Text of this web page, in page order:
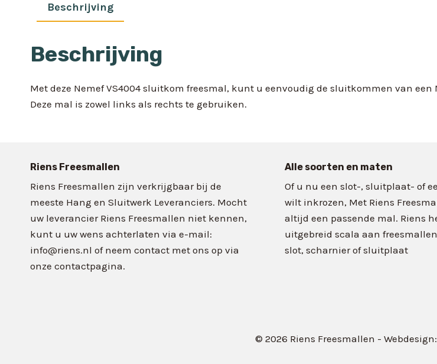
Beschrijving
Beschrijving
Met deze Nemef VS4004 sluitkom freesmal, kunt u eenvoudig de sluitkommen van
Deze mal is zowel links als rechts te gebruiken.
Riens Freesmallen
Riens Freesmallen zijn verkrijgbaar bij de
meeste Hang en Sluitwerk Leveranciers. Mocht
uw leverancier Riens Freesmallen niet kennen,
kunt u uw wens achterlaten via e-mail:
info@riens.nl of neem contact met ons op via
onze contactpagina.
Alle soorten en maten
Of u nu een slot-, sluitplaat- of
wilt inkrozen, Met Riens
altijd een passende mal. Riens
uitgebreid scala aan
slot, scharnier of sluitplaat
© 2026 Riens Freesmallen - Webdesign: